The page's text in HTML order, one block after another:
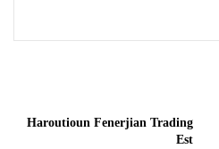
Haroutioun Fenerjian Trading
Est